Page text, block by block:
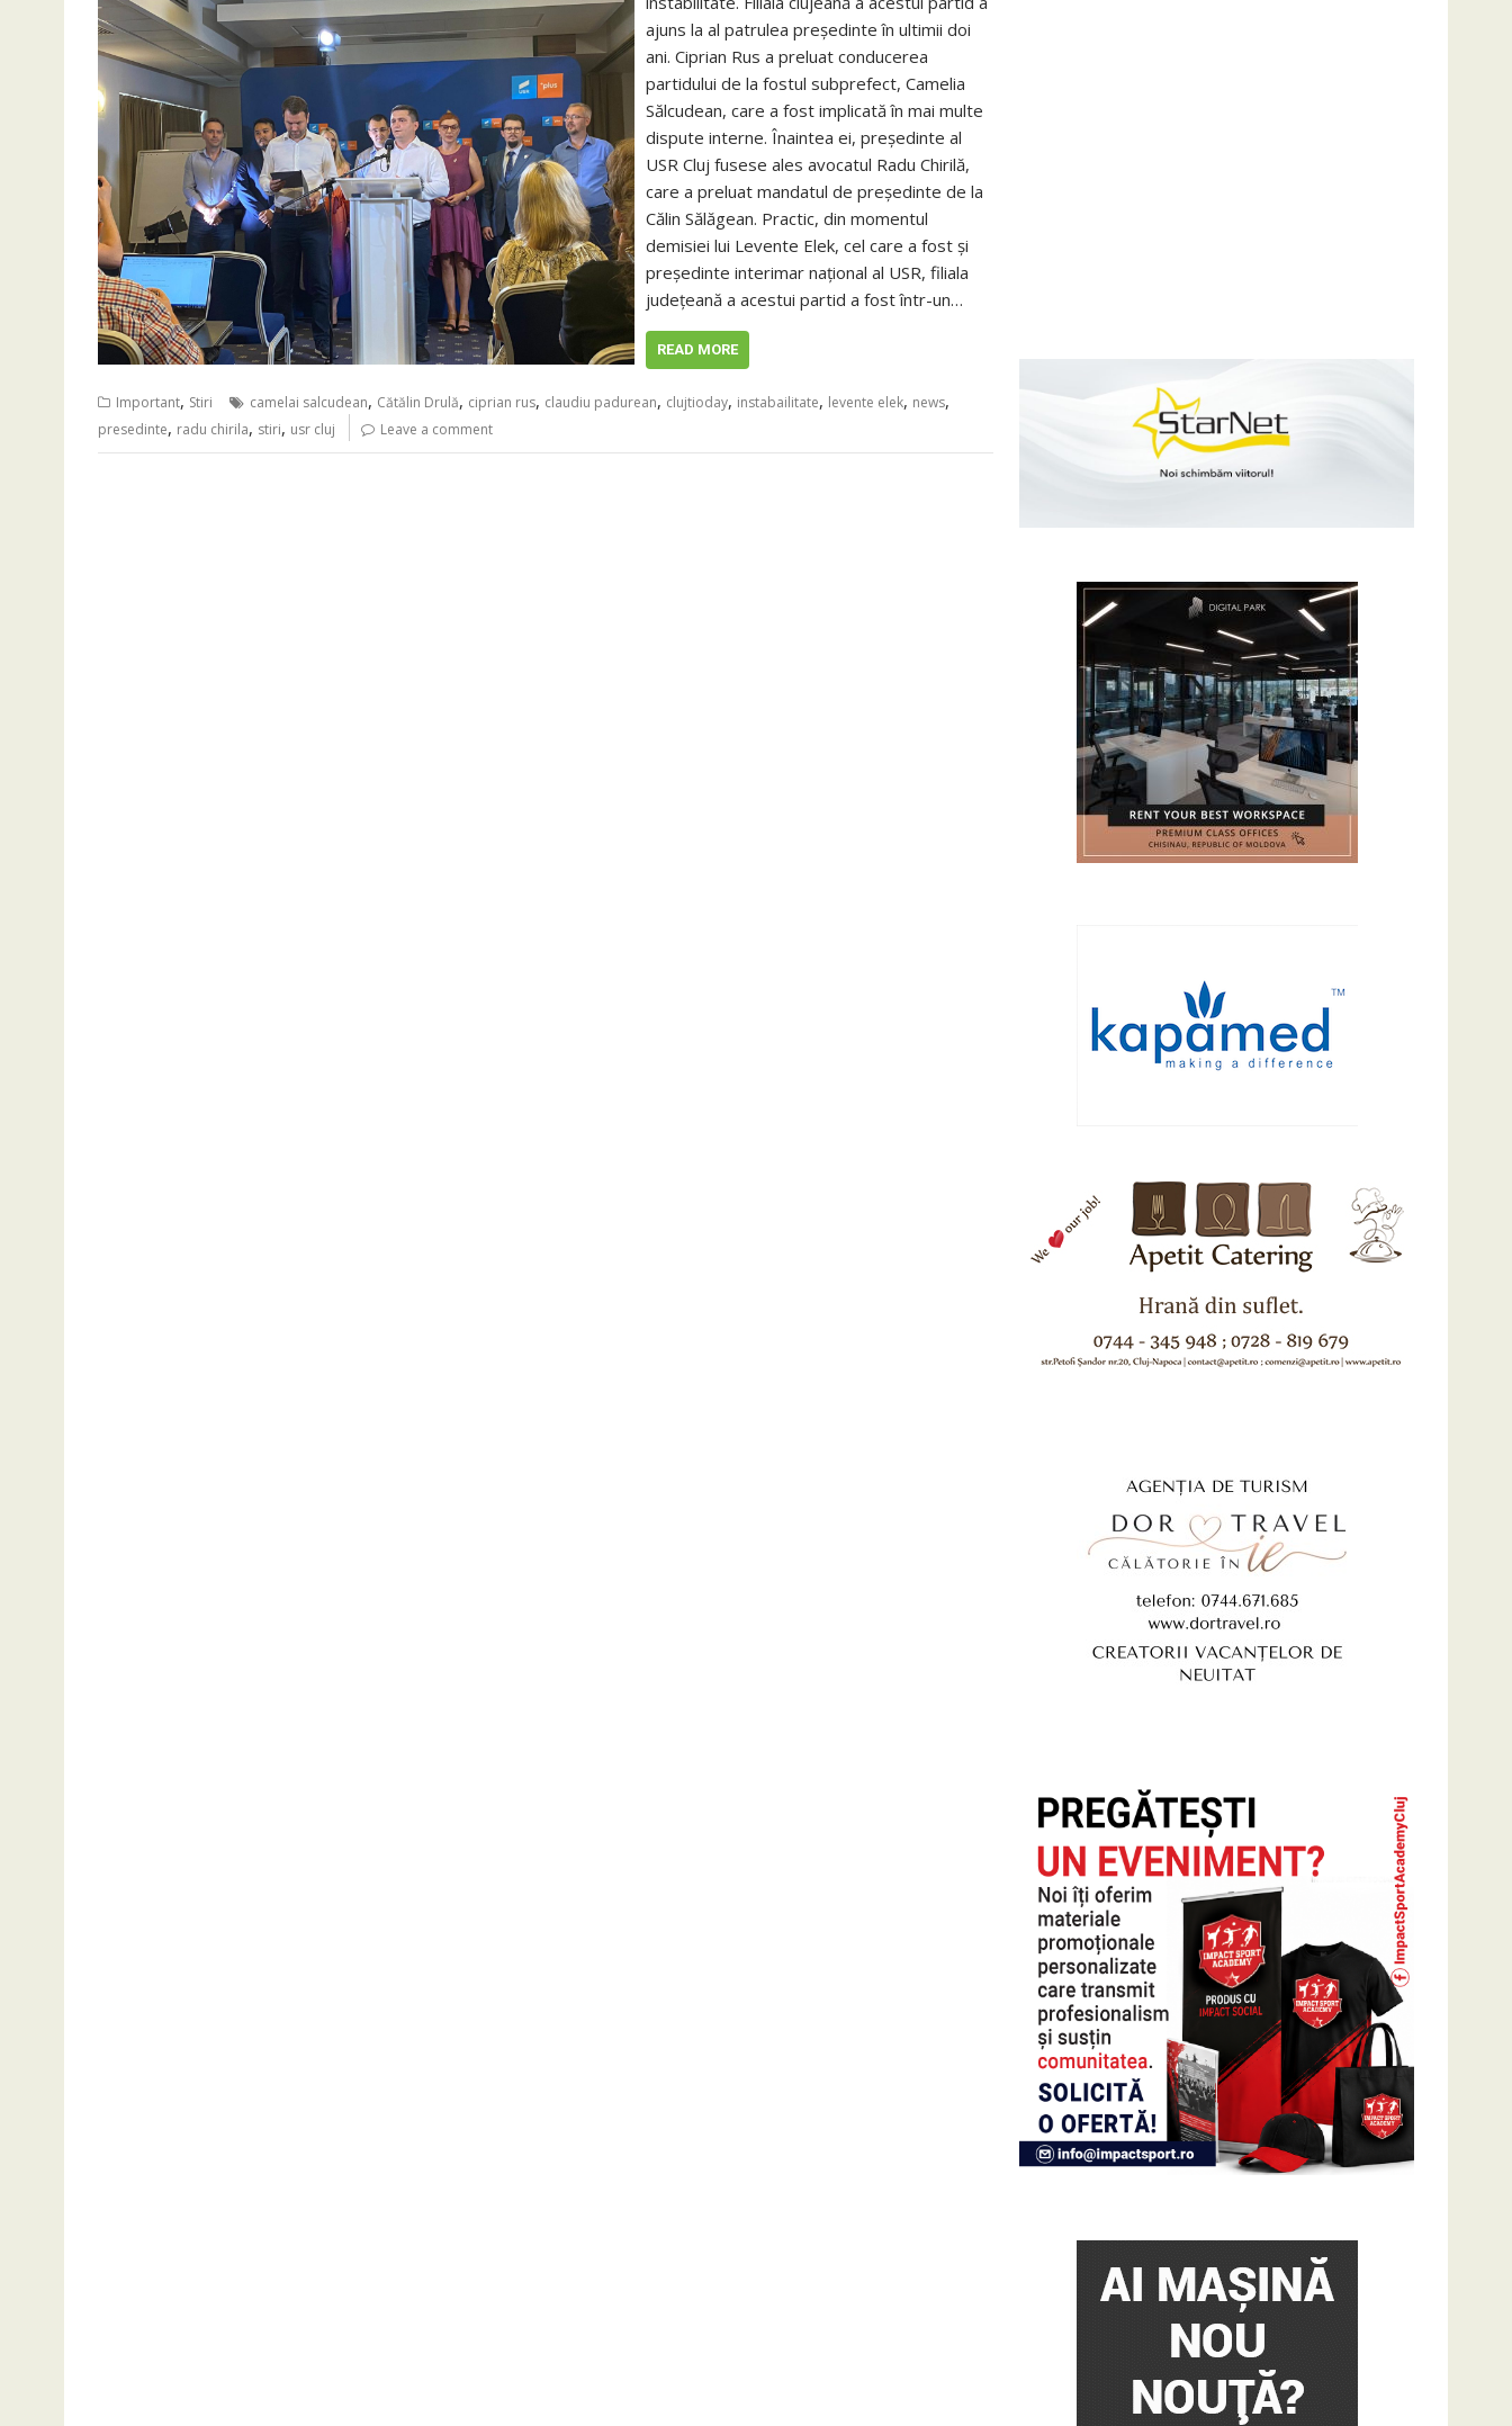
ajuns la al patrulea președinte în ultimii doi
ani. Ciprian Rus a preluat conducerea
partidului de la fostul subprefect, Camelia
Sălcudean, care a fost implicată în mai multe
dispute interne. Înaintea ei, președinte al
USR Cluj fusese ales avocatul Radu Chirilă,
care a preluat mandatul de președinte de la
Călin Sălăgean. Practic, din momentul
demisiei lui Levente Elek, cel care a fost și
președinte interimar național al USR, filiala
județeană a acestui partid a fost într-un…
READ MORE
Important, Stiri camelai salcudean, Cătălin Drulă, ciprian rus, claudiu padurean, clujtioday, instabailitate, levente elek, news,
presedinte, radu chirila, stiri, usr cluj Leave a comment